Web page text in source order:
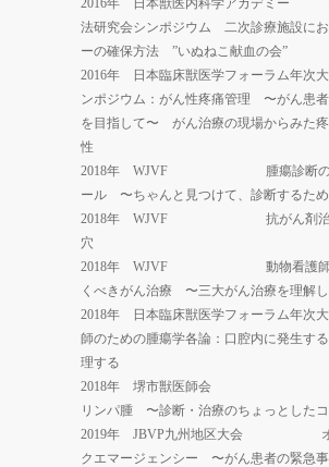
法研究会シンポジウム 二次診療施設に
ーの確保方法 ”いぬねこ献血の会”
2016年 日本臨床獣医学フォーラム年次
ンポジウム：がん性疼痛管理 〜がん患
を目指して〜 がん治療の現場からみた
性
2018年 WJVF 腫瘍診断のピ
ール 〜ちゃんと見つけて、診断するた
2018年 WJVF 抗がん剤治療
穴
2018年 WJVF 動物看護師が
くべきがん治療 〜三大がん治療を理解
2018年 日本臨床獣医学フォーラム年次
師のための腫瘍学各論：口腔内に発生す
理する
2018年 堺市獣医師会 犬の
リンパ腫 〜診断・治療のちょっとした
2019年 JBVP九州地区大会 オ
クエマージェンシー 〜がん患者の緊急